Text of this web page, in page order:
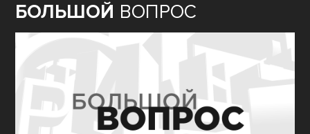
БОЛЬШОЙ ВОПРОС